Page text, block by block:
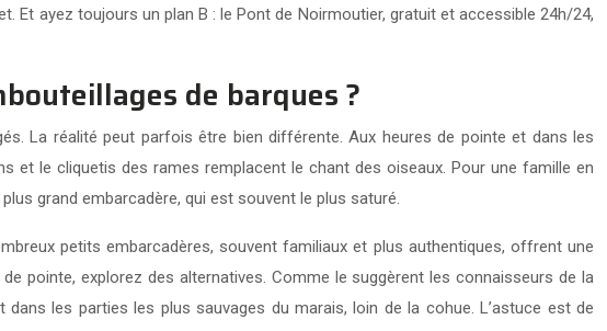
ayez toujours un plan B : le Pont de Noirmoutier, gratuit et accessible 24h/24,
de barques ?
La réalité peut parfois être bien différente. Aux heures de pointe et dans les
et le cliquetis des rames remplacent le chant des oiseaux. Pour une famille en
grand embarcadère, qui est souvent le plus saturé.
petits embarcadères, souvent familiaux et plus authentiques, offrent une
pointe, explorez des alternatives. Comme le suggèrent les connaisseurs de la
dans les parties les plus sauvages du marais, loin de la cohue. L’astuce est de